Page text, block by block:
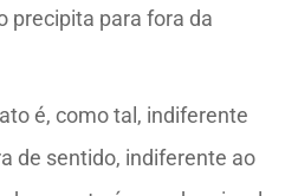
precipita para fora da
ato é, como tal, indiferente
de sentido, indiferente ao